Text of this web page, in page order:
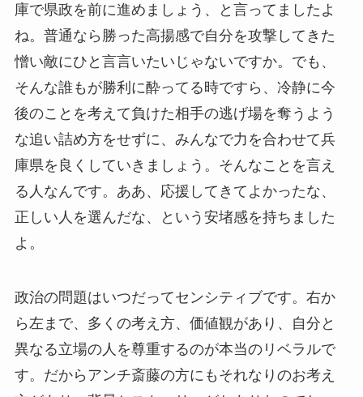
庫で県政を前に進めましょう、と言ってましたよ
ね。普通なら勝った高揚感で自分を攻撃してきた
憎い敵にひと言言いたいじゃないですか。でも、
そんな誰もが勝利に酔ってる時ですら、冷静に今
後のことを考えて負けた相手の逃げ場を奪うよう
な追い詰め方をせずに、みんなで力を合わせて兵
庫県を良くしていきましょう。そんなことを言え
る人なんです。ああ、応援してきてよかったな、
正しい人を選んだな、という安堵感を持ちました
よ。
政治の問題はいつだってセンシティブです。右か
ら左まで、多くの考え方、価値観があり、自分と
異なる立場の人を尊重するのが本当のリベラルで
す。だからアンチ斎藤の方にもそれなりのお考え